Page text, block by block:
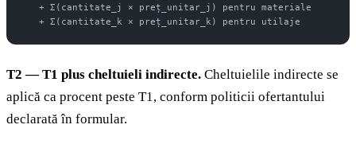
   + Σ(cantitate_j × preț_unitar_j) pentru materiale
   + Σ(cantitate_k × preț_unitar_k) pentru utilaje
T2 — T1 plus cheltuieli indirecte. Cheltuielile indirecte se
aplică ca procent peste T1, conform politicii ofertantului
declarată în formular.